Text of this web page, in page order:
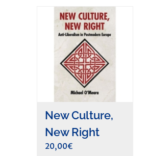
New Culture,
New Right
20,00€